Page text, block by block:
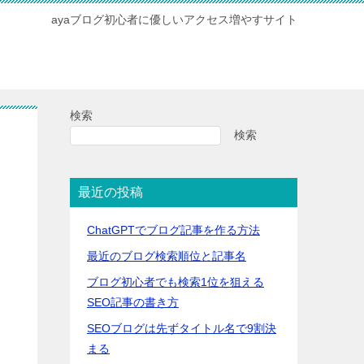
ayaブログ初心者に優しいアクセス増やすサイト
検索
検索
最近の投稿
ChatGPTでブログ記事を作る方法
最近のブログ検索順位と記事名
ブログ初心者でも検索1位を狙える
SEO記事の書き方
SEOブログは先ずタイトル名で9割決
まる